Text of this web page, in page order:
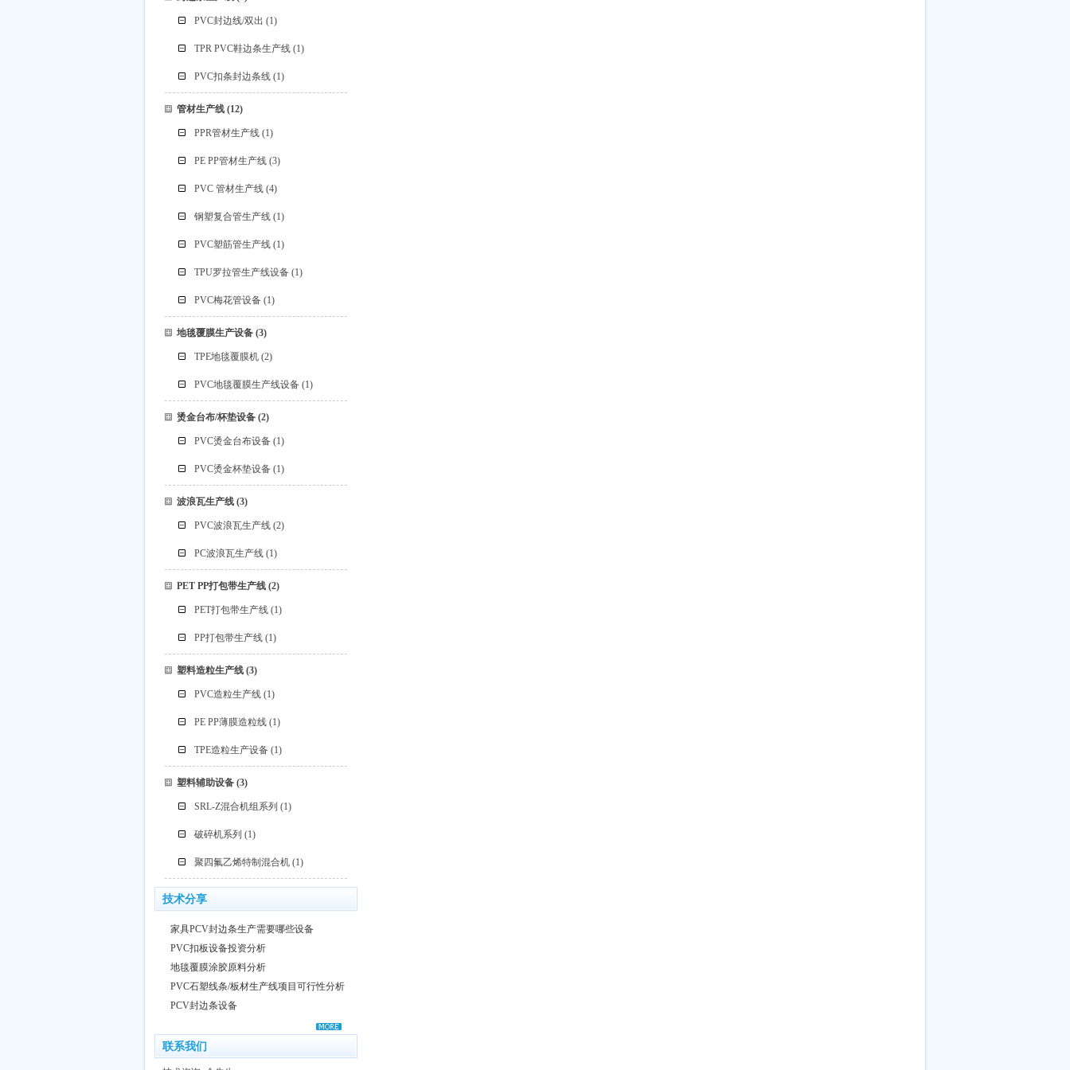
PVC封边线/双出 (1)
TPR PVC鞋边条生产线 (1)
PVC扣条封边条线 (1)
管材生产线(12)
PPR管材生产线 (1)
PE PP管材生产线 (3)
PVC 管材生产线 (4)
钢塑复合管生产线 (1)
PVC塑筋管生产线 (1)
TPU罗拉管生产线设备 (1)
PVC梅花管设备 (1)
地毯覆膜生产设备(3)
TPE地毯覆膜机 (2)
PVC地毯覆膜生产线设备 (1)
烫金台布/杯垫设备(2)
PVC烫金台布设备 (1)
PVC烫金杯垫设备 (1)
波浪瓦生产线(3)
PVC波浪瓦生产线 (2)
PC波浪瓦生产线 (1)
PET PP打包带生产线(2)
PET打包带生产线 (1)
PP打包带生产线 (1)
塑料造粒生产线(3)
PVC造粒生产线 (1)
PE PP薄膜造粒线 (1)
TPE造粒生产设备 (1)
塑料辅助设备(3)
SRL-Z混合机组系列 (1)
破碎机系列 (1)
聚四氟乙烯特制混合机 (1)
技术分享
家具PCV封边条生产需要哪些设备
PVC扣板设备投资分析
地毯覆膜涂胶原料分析
PVC石塑线条/板材生产线项目可行性分析
PCV封边条设备
联系我们